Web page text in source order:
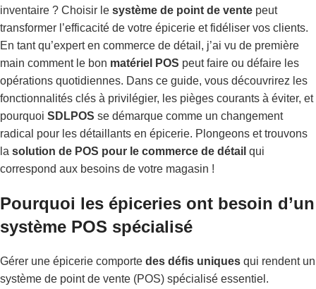
inventaire ? Choisir le système de point de vente peut
transformer l’efficacité de votre épicerie et fidéliser vos clients.
En tant qu’expert en commerce de détail, j’ai vu de première
main comment le bon matériel POS peut faire ou défaire les
opérations quotidiennes. Dans ce guide, vous découvrirez les
fonctionnalités clés à privilégier, les pièges courants à éviter, et
pourquoi SDLPOS se démarque comme un changement
radical pour les détaillants en épicerie. Plongeons et trouvons
la solution de POS pour le commerce de détail qui
correspond aux besoins de votre magasin !
Pourquoi les épiceries ont besoin d’un
système POS spécialisé
Gérer une épicerie comporte des défis uniques qui rendent un
système de point de vente (POS) spécialisé essentiel.